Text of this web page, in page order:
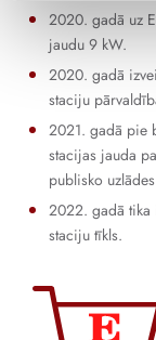
2020. gadā uz
jaudu 9 kW.
2020. gadā
staciju
2021. gadā pie
stacijas jauda
publisko
2022. gadā tika
staciju tīkls.